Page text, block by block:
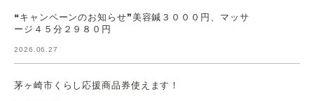
❝キャンペーンのお知らせ❞美容鍼３０００円、マッサ
ージ４５分２９８０円
2026.06.27
茅ヶ崎市くらし応援商品券使えます！